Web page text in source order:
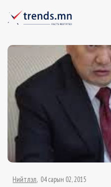
Нийтлэл 04 сарын 02, 2015